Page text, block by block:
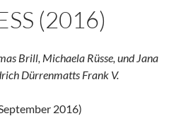
(2016)
Brill, Michaela Rüsse, und Jana
Dürrenmatts Frank V.
2016)